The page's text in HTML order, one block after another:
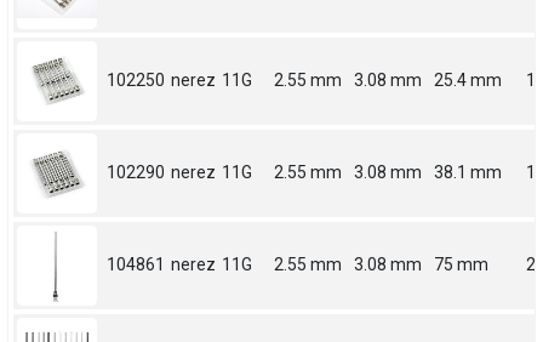
102250 nerez 11G 2.55 mm 3.08 mm 25.4 mm 1
102290 nerez 11G 2.55 mm 3.08 mm 38.1 mm
104861 nerez 11G 2.55 mm 3.08 mm 75 mm